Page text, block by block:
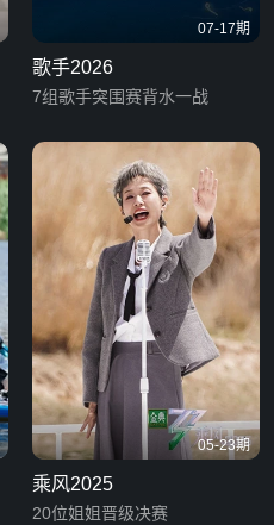
07-17期
歌手2026
7组歌手突围赛背水一战
05-23期
乘风2025
20位姐姐晋级决赛